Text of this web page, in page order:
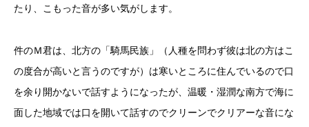
たり、こもった音が多い気がします。
件のＭ君は、北方の「騎馬民族」（人種を問わず彼は北の方はこ
の度合が高いと言うのですが）は寒いところに住んでいるので口
を余り開かないで話すようになったが、温暖・湿潤な南方で海に
面した地域では口を開いて話すのでクリーンでクリアーな音にな